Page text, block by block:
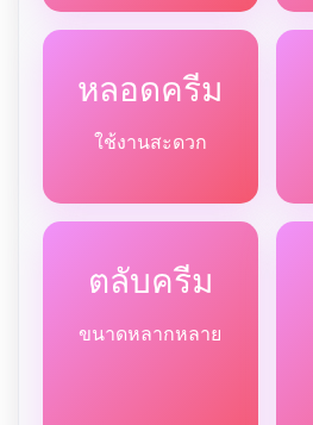
หลอดครีม
ใช้งานสะดวก
ตลับครีม
ขนาดหลากหลาย